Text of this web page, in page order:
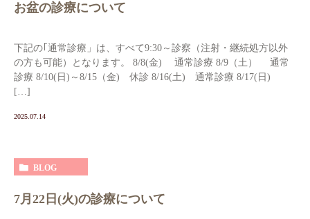
お盆の診療について
下記の｢通常診療」は、すべて9:30～診察（注射・継続処方以外
の方も可能）となります。 8/8(金) 通常診療 8/9（土） 通常
診療 8/10(日)～8/15（金) 休診 8/16(土) 通常診療 8/17(日)
[…]
2025.07.14
BLOG
7月22日(火)の診療について